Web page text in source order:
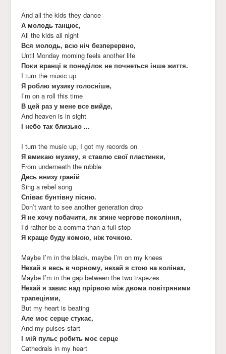
And all the kids they dance
А молодь танцює,
All the kids all night
Вся молодь, всю ніч безперервно,
Until Monday morning feels another life
Поки вранці в понеділок не почнеться інше життя.
I turn the music up
Я роблю музику голосніше,
I’m on a roll this time
В цей раз у мене все вийде,
And heaven is in sight
І небо так близько ...
I turn the music up, I got my records on
Я вмикаю музику, я ставлю свої пластинки,
From underneath the rubble
Десь внизу гравій
Sing a rebel song
Співає бунтівну пісню.
Don’t want to see another generation drop
Я не хочу побачити, як згине чергове покоління,
I’d rather be a comma than a full stop
Я краще буду комою, ніж точкою.
Maybe I’m in the black, maybe I’m on my knees
Нехай я весь в чорному, нехай я стою на колінах,
Maybe I’m in the gap between the two trapezes
Нехай я завис над прірвою між двома повітряними
трапеціями,
But my heart is beating
Але моє серце стукає,
And my pulses start
І мій пульс робить моє серце
Cathedrals in my heart